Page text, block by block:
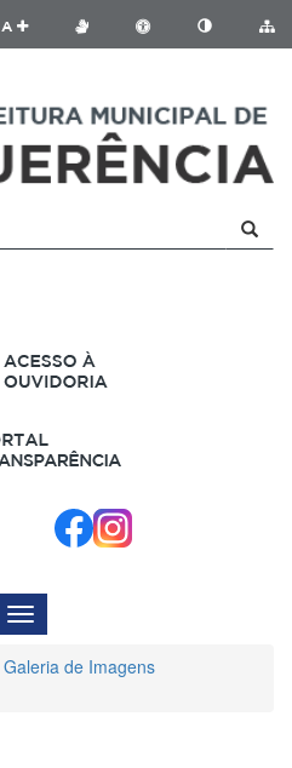
A
Menu
de
Navegação
Galeria de Imagens